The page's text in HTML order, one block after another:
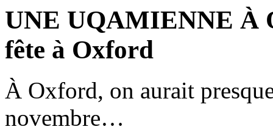
UNE UQAMIENNE À
fête à Oxford
À Oxford, on aurait
novembre…